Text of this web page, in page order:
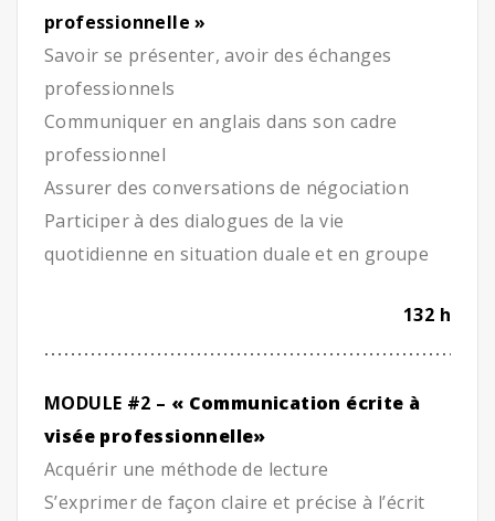
professionnelle »
Savoir se présenter, avoir des échanges
professionnels
Communiquer en anglais dans son cadre
professionnel
Assurer des conversations de négociation
Participer à des dialogues de la vie
quotidienne en situation duale et en groupe
132 h
MODULE #2 – « Communication écrite à
visée professionnelle»
Acquérir une méthode de lecture
S’exprimer de façon claire et précise à l’écrit